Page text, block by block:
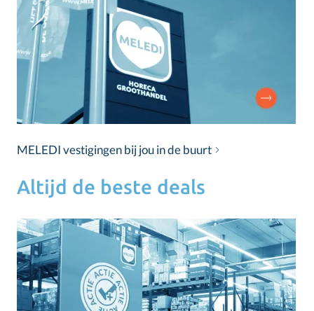
MELEDI vestigingen bij jou in de buurt
Altijd de beste deals